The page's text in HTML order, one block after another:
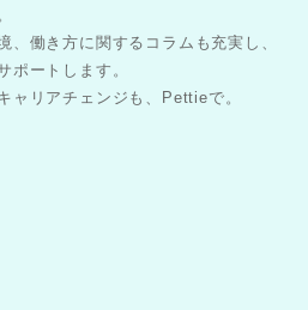
、働き方に関するコラムも充実し、
ポートします。
ャリアチェンジも、Pettieで。